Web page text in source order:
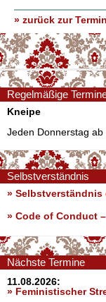
» zurück zur
Regelmäßige
Kneipe
Jeden Donnerstag ab
Selbstverständnis
» Selbstverständnis
» Code of Conduct
Nächste Termine
11.08.2026:
» Feministischer